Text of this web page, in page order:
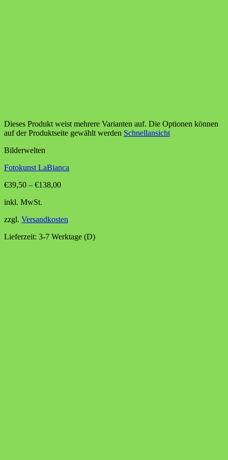
Dieses Produkt weist mehrere Varianten auf. Die Optionen können
auf der Produktseite gewählt werden Schnellansicht
Bilderwelten
Fotokunst LaBianca
€39,50 – €138,00
inkl. MwSt.
zzgl. Versandkosten
Lieferzeit: 3-7 Werktage (D)